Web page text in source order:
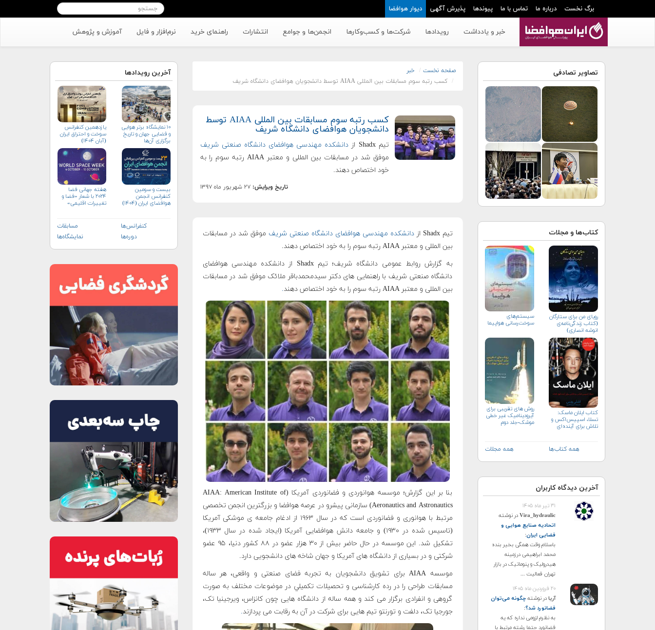
برگ نخست درباره ما تماس با ما پیوندها پذیرش آگهی دیوار هوافضا
خبر و یادداشت رویدادها شرکت‌ها و کسب‌وکار‌ها انجمن‌ها و جوامع انتشارات راهنمای خرید نرم‌افزار و فایل آموزش و پژوهش
تصاویر تصادفی
کتاب‌ها و مجلات
رویای من برای ستارگان
(کتاب زندگی‌نامه‌ی
انوشه انصاری)
سیستم‌های
سوخت‌رسانی هواپیما
کتاب ایلان ماسک:
تسلا، اسپیس‌اکس و
تلاش برای آینده‌ای
روش های تقریبی برای
آیرودینامیک غیر خطی
موشک-جلد دوم
همه کتاب‌ها همه مجلات
آخرین دیدگاه کاربران
۳۱ تیر ماه ۱۴۰۵
Vira_hydraulicدر نوشته
اتحادیه صنایع هوایی و
فضایی ایران:
باسلام وقت همگی بخیر بنده
محمد ابراهیمی درزمینه
هیدرولیک و پنوماتیک در بازار
تهران فعالیت ...
۲۰ فروردین ماه ۱۴۰۵
آریادر نوشتهچگونه می‌توان
فضانورد شد؟:
به نظرم لزومی نداره که یه
فضانورد حتما رشته مرتبط با
صفحه نخست
خبر
کسب رتبه سوم مسابقات بین المللی AIAA توسط دانشجویان هوافضای دانشگاه شریف
کسب رتبه سوم مسابقات بین المللی AIAA توسط
دانشجویان هوافضای دانشگاه شریف
تیم Shadx از
دانشکده مهندسی هوافضای دانشگاه صنعتی شریف
موفق شد در مسابقات بین المللی و معتبر AIAA رتبه سوم را به
خود اختصاص دهند.
تاریخ ویرایش:۲۷ شهریور ماه ۱۳۹۷
تیم Shadx از دانشکده مهندسی هوافضای دانشگاه صنعتی شریف موفق شد در مسابقات
بین المللی و معتبر AIAA رتبه سوم را به خود اختصاص دهند.
به گزارش روابط عمومی دانشگاه شریف؛ تیم Shadx از دانشکده مهندسی هوافضای
دانشگاه صنعتی شریف با راهنمایی های دکتر سیدمحمدباقر ملائک موفق شد در مسابقات
بین المللی و معتبر AIAA رتبه سوم را به خود اختصاص دهند
.
بنا بر این گزارش؛ موسسه هوانوردى و فضانوردى آمريكا (AIAA: American Institute of
Aeronautics and Astronautics) سازمانی پیشرو در عرصه هوافضا و بزرگترین انجمن تخصصی
مرتبط با هوانوری و فضانوردی است كه در سال ۱۹۶۳ از ادغام جامعه ی موشکی آمریکا
(تاسیس شده در ۱۹۳۰) و جامعه دانش هوافضایی آمریکا (ایجاد شده در سال ۱۹۳۳)،
تشکیل شد. این موسسه در حال حاضر بیش از ۳۰ هزار عضو در ۸۸ كشور دنيا، ۹۵ عضو
شرکتی و در بسیاری از دانشگاه های آمریکا و جهان شاخه های دانشجویی دارد.
موسسه AIAA براى تشويق دانشجويان به تجربه فضاى صنعتى و واقعى، هر ساله
مسابقات طراحى را در رده كارشناسى و تحصيلات تكميلي در موضوعات مختلف به صورت
گروهى و انفرادى برگزار مى كند و همه ساله از دانشگاه هايى چون کانزاس، ویرجینیا تک،
جورجیا تک، دلفت و تورنتو تيم هايى براى شركت در آن به رقابت مى پردازند.
آخرین رویدادها
۱۰ نمایشگاه برتر هوایی
و فضایی جهان و تاریخ
برگزاری آن‌ها
یازدهمین کنفرانس
سوخت و احتراق ایران
(آبان‌ ۱۴۰۴)
بیست و سومین
کنفرانس انجمن
هوافضای ايران (۱۴۰۴)
هفته جهانی فضا
۲۰۲۴ با شعار «فضا و
تغییرات اقلیمی»
کنفرانس‌ها
مسابقات
دوره‌ها
نمایشگاه‌ها